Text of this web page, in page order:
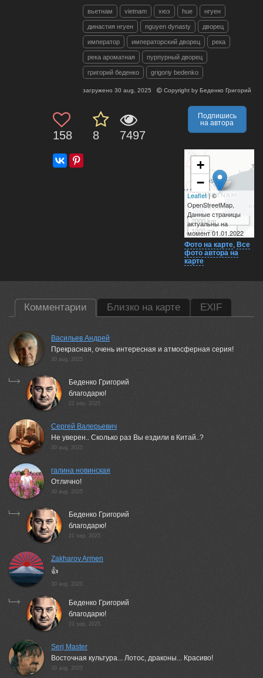
вьетнам vietnam хюэ hue нгуен
династия нгуен nguyen dynasty дворец
император императорский дворец река
река ароматная пурпурный дворец
григорий беденко grigoriy bedenko
загружено 30 aug, 2025 Copyright by Беденко Григорий
158 8 7497
Подпишись
на автора
+
−
2000 km
1000 mi
Leaflet| ©
OpenStreetMap,
Данные страницы
актуальны на
момент 01.01.2022
Фото на карте, Все
фото автора на
карте
Комментарии Близко на карте EXIF
Васильев Андрей
Прекрасная, очень интересная и атмосферная серия!
30 aug, 2025
Беденко Григорий
благодарю!
21 sep, 2025
Сергей Валерьевич
Не уверен.. Сколько раз Вы ездили в Китай..?
30 aug, 2025
галина новинская
Отлично!
30 aug, 2025
Беденко Григорий
благодарю!
21 sep, 2025
Zakharov Armen
👍
30 aug, 2025
Беденко Григорий
благодарю!
21 sep, 2025
Serj Master
Восточная культура... Лотос, драконы... Красиво!
30 aug, 2025